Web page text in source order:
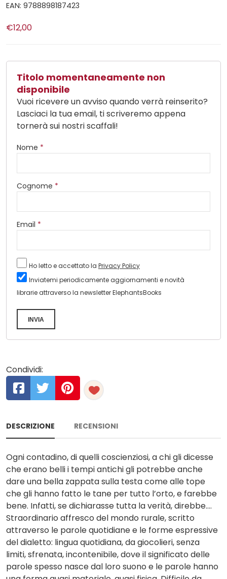
EAN: 9788898187423
€12,00
Titolo momentaneamente non
disponibile
Vuoi ricevere un avviso quando verrà reinserito?
Lasciaci la tua email, ti scriveremo appena
tornerà sui nostri scaffali!
Nome *
Cognome *
Email *
Ho letto e accettato la Privacy Policy
Inviatemi periodicamente aggiornamenti e novità
librarie attraverso la newsletter ElephantsBooks
INVIA
Condividi:
DESCRIZIONE RECENSIONI
Ogni contadino, di quelli coscienziosi, a chi gli dicesse
che erano belli i tempi antichi gli potrebbe anche
dare una bella zappata sulla testa come alle tope
che gli hanno fatto le tane per tutto l’orto, e farebbe
bene. Infatti, se dichiarasse tutta la verità, direbbe….
Straordinario affresco del mondo rurale, scritto
attraverso le parole quotidiane e le forme espressive
del dialetto: lingua quotidiana, da giocolieri, senza
limiti, sfrenata, incontenibile, dove il significato delle
parole spesso nasce dal loro suono e le parole hanno